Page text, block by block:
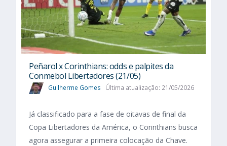
Peñarol x Corinthians: odds e palpites da
Conmebol Libertadores (21/05)
Guilherme Gomes Última atualização: 21/05/2026
Já classificado para a fase de oitavas de final da
Copa Libertadores da América, o Corinthians busca
agora assegurar a primeira colocação da Chave.